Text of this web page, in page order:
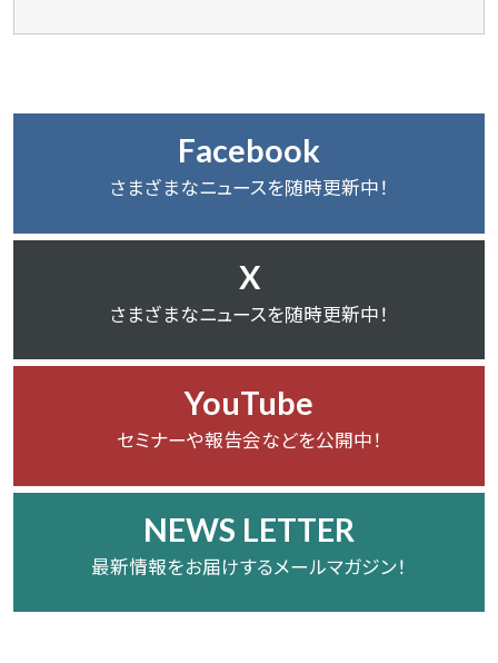
Facebook
さまざまなニュースを随時更新中！
X
さまざまなニュースを随時更新中！
YouTube
セミナーや報告会などを公開中！
NEWS LETTER
最新情報をお届けするメールマガジン！